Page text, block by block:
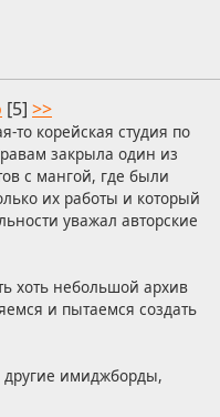
[5] >>
то корейская студия по
закрыла один из
с мангой, где были
их работы и который
уважал авторские
хоть небольшой архив
и пытаемся создать
другие имиджборды,